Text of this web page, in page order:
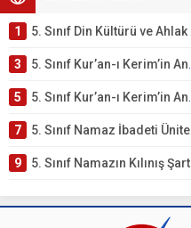
1 5. Sınıf Din Kültürü ve Ahlak Bilgisi 2. Ünite: Kur’an-ı Kerim Çalışmaları
3 5. Sınıf Kur’an-ı Kerim’in Ana Konuları Testi – Online Çöz
5 5. Sınıf Kur’an-ı Kerim’in Anlamı ve Önemi Testi – Online Çöz
7 5. Sınıf Namaz İbadeti Ünite Testi – Online Çöz
9 5. Sınıf Namazın Kılınış Şartları Testi